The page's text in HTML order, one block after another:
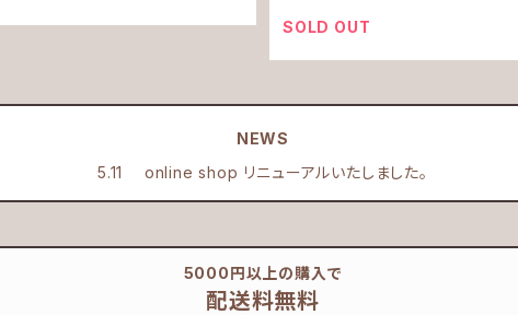
SOLD OUT
NEWS
5.11 online shop リニューアルいたしました。
5000円以上の購入で
配送料無料